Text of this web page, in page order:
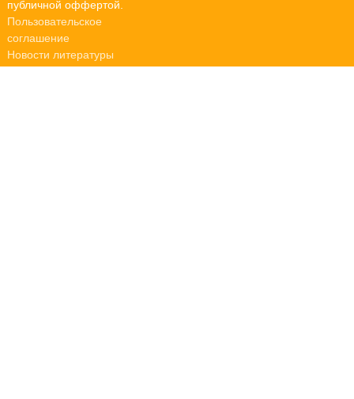
публичной оффертой.
Пользовательское
соглашение
Новости литературы